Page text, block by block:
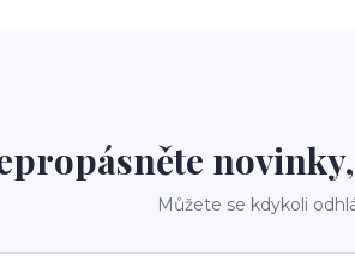
Můžete se kdykoli